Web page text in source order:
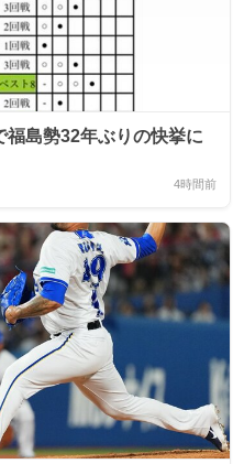
島勢32年ぶりの快挙に
4時間前